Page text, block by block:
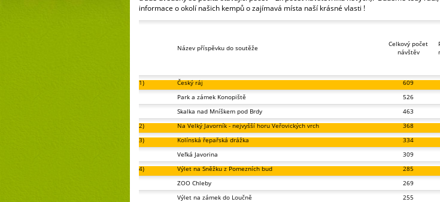
informace o okolí našich kempů o zajímavá místa naší krásné vlasti !
Název příspěvku do soutěže
Celkový počet
návštěv
1) Český ráj 609
Park a zámek Konopiště
526
Skalka nad Mníškem pod Brdy
463
2)
Na Velký Javorník - nejvyšší horu Veřovických vrch 368
3)
Kolínská řepařská drážka 334
Veľká Javorina
309
4)
Výlet na Sněžku z Pomezních bud 285
ZOO Chleby
269
Výlet na zámek do Loučně
255